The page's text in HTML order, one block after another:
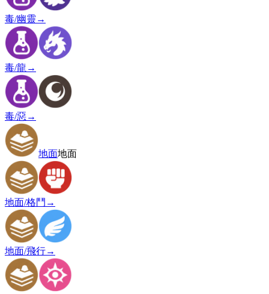
毒/幽靈 →
毒/龍 →
毒/惡→
地面地面
地面/格鬥 →
地面/飛行→